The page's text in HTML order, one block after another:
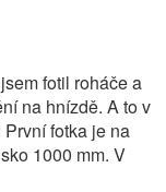
fotil roháče a
na hnízdě. A to v
fotka je na
1000 mm. V